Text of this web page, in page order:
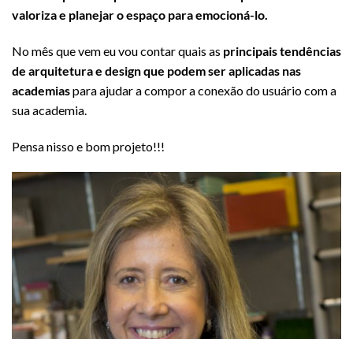
valoriza e planejar o espaço para emocioná-lo.
No mês que vem eu vou contar quais as principais tendências
de arquitetura e design que podem ser aplicadas nas
academiaspara ajudar a compor a conexão do usuário com a
sua academia.
Pensa nisso e bom projeto!!!